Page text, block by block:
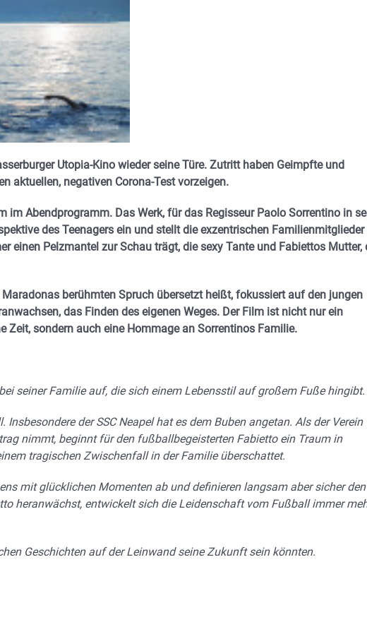
Utopia-Kino wieder seine Türe. Zutritt haben Geimpfte und
aktuellen, negativen Corona-Test vorzeigen.
im Abendprogramm. Das Werk, für das Regisseur Paolo Sorrentino in
des Teenagers ein und stellt die exzentrischen Familienmitglieder
einen Pelzmantel zur Schau trägt, die sexy Tante und Fabiettos Mutter,
berühmten Spruch übersetzt heißt, fokussiert auf den jungen
das Finden des eigenen Weges. Der Film ist nicht nur ein
Zeit, sondern auch eine Hommage an Sorrentinos Familie.
seiner Familie auf, die sich einem Lebensstil auf großem Fuße hingibt.
der SSC Neapel hat es dem Buben angetan. Als der Verein
nimmt, beginnt für den fußballbegeisterten Fabietto ein Traum in
tragischen Zwischenfall in der Familie überschattet.
mit glücklichen Momenten ab und definieren langsam aber sicher den
heranwächst, entwickelt sich die Leidenschaft vom Fußball immer
Geschichten auf der Leinwand seine Zukunft sein könnten.